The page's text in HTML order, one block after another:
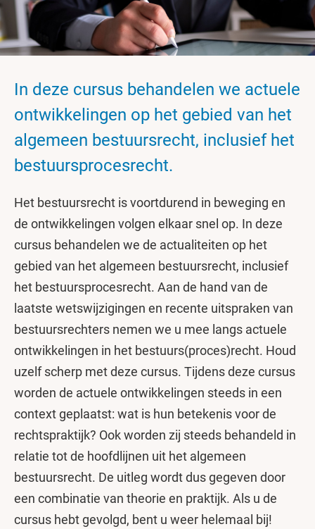
In deze cursus behandelen we actuele
ontwikkelingen op het gebied van het
algemeen bestuursrecht, inclusief het
bestuursprocesrecht.
Het bestuursrecht is voortdurend in beweging en
de ontwikkelingen volgen elkaar snel op. In deze
cursus behandelen we de actualiteiten op het
gebied van het algemeen bestuursrecht, inclusief
het bestuursprocesrecht. Aan de hand van de
laatste wetswijzigingen en recente uitspraken van
bestuursrechters nemen we u mee langs actuele
ontwikkelingen in het bestuurs(proces)recht. Houd
uzelf scherp met deze cursus. Tijdens deze cursus
worden de actuele ontwikkelingen steeds in een
context geplaatst: wat is hun betekenis voor de
rechtspraktijk? Ook worden zij steeds behandeld in
relatie tot de hoofdlijnen uit het algemeen
bestuursrecht. De uitleg wordt dus gegeven door
een combinatie van theorie en praktijk. Als u de
cursus hebt gevolgd, bent u weer helemaal bij!